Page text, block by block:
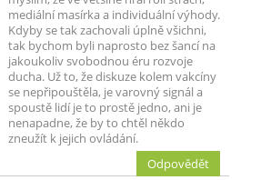
mediální masírka a individuální výhody.
Kdyby se tak zachovali úplně všichni,
tak bychom byli naprosto bez šancí na
jakoukoliv svobodnou éru rozvoje
ducha. Už to, že diskuze kolem vakcíny
se nepřipouštěla, je varovný signál a
spoustě lidí je to prostě jedno, ani je
nenapadne, že by to chtěl někdo
zneužít k jejich ovládání.
Odpovědět